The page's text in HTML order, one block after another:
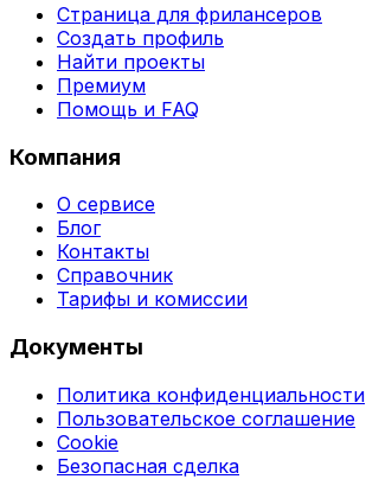
Страница для фрилансеров
Создать профиль
Найти проекты
Премиум
Помощь и FAQ
Компания
О сервисе
Блог
Контакты
Справочник
Тарифы и комиссии
Документы
Политика конфиденциальности
Пользовательское соглашение
Cookie
Безопасная сделка